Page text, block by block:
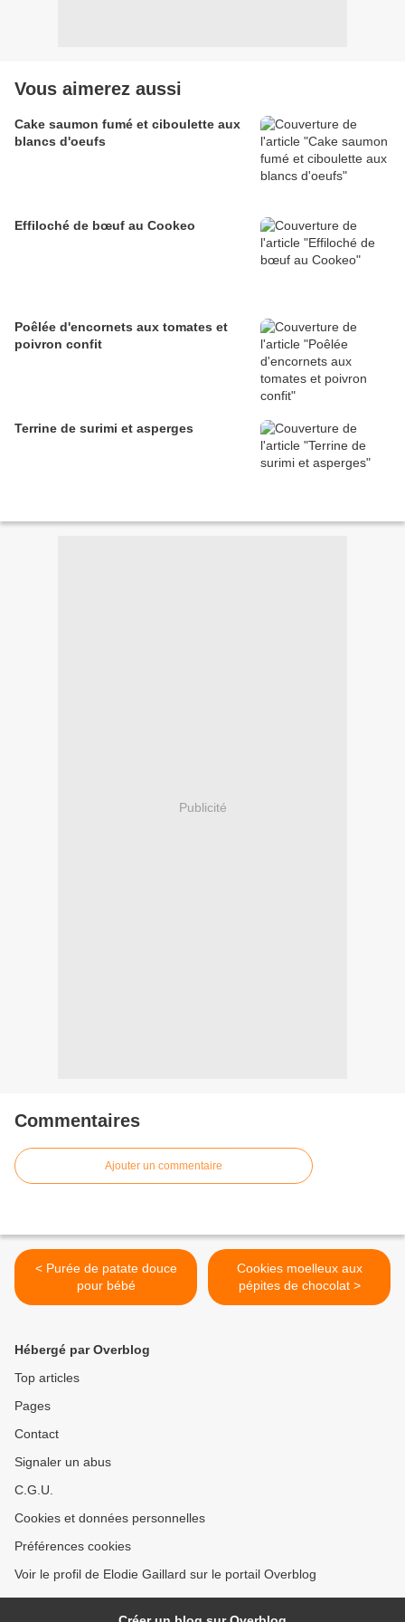
Vous aimerez aussi
Cake saumon fumé et ciboulette aux
blancs d'oeufs
Effiloché de bœuf au Cookeo
Poêlée d'encornets aux tomates et
poivron confit
Terrine de surimi et asperges
Publicité
Commentaires
Ajouter un commentaire
< Purée de patate douce
pour bébé
Cookies moelleux aux
pépites de chocolat >
Hébergé par Overblog
Top articles
Pages
Contact
Signaler un abus
C.G.U.
Cookies et données personnelles
Préférences cookies
Voir le profil de Elodie Gaillard sur le portail Overblog